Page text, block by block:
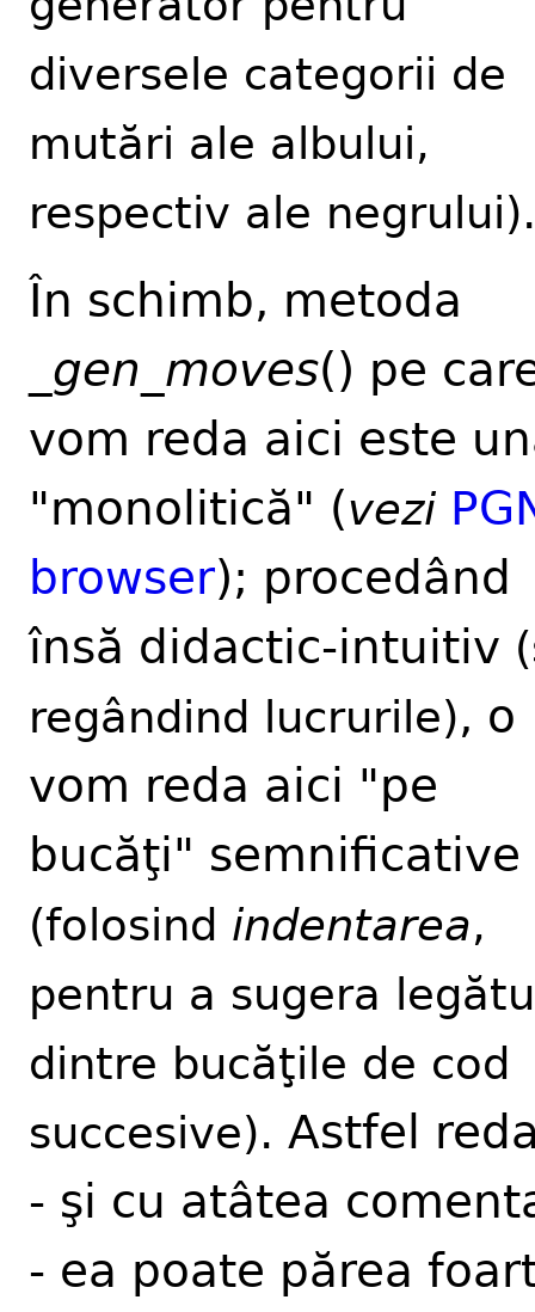
diversele categorii de
mutări ale albului,
respectiv ale negrului).
În schimb, metoda
gen_moves() pe
vom reda aici este
"monolitică" (vezi
browser); procedând
însă didactic-intuitiv
regândind lucrurile), o
vom reda aici "pe
bucăţi" semnificative
(folosind indentarea,
pentru a sugera
dintre bucăţile de cod
succesive). Astfel
- şi cu atâtea
- ea poate părea